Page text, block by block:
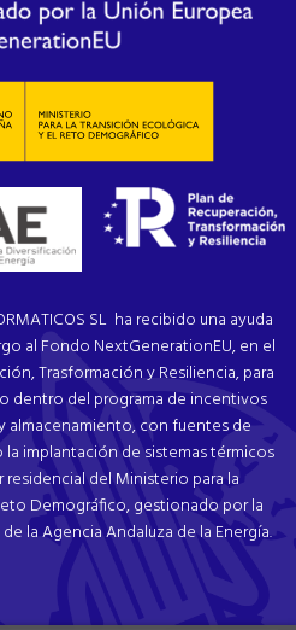
SL ha recibido una ayuda
al Fondo NextGenerationEU, en el
Trasformación y Resiliencia, para
dentro del programa de incentivos
almacenamiento, con fuentes de
implantación de sistemas térmicos
del Ministerio para la
Demográfico, gestionado por la
la Agencia Andaluza de la Energía.